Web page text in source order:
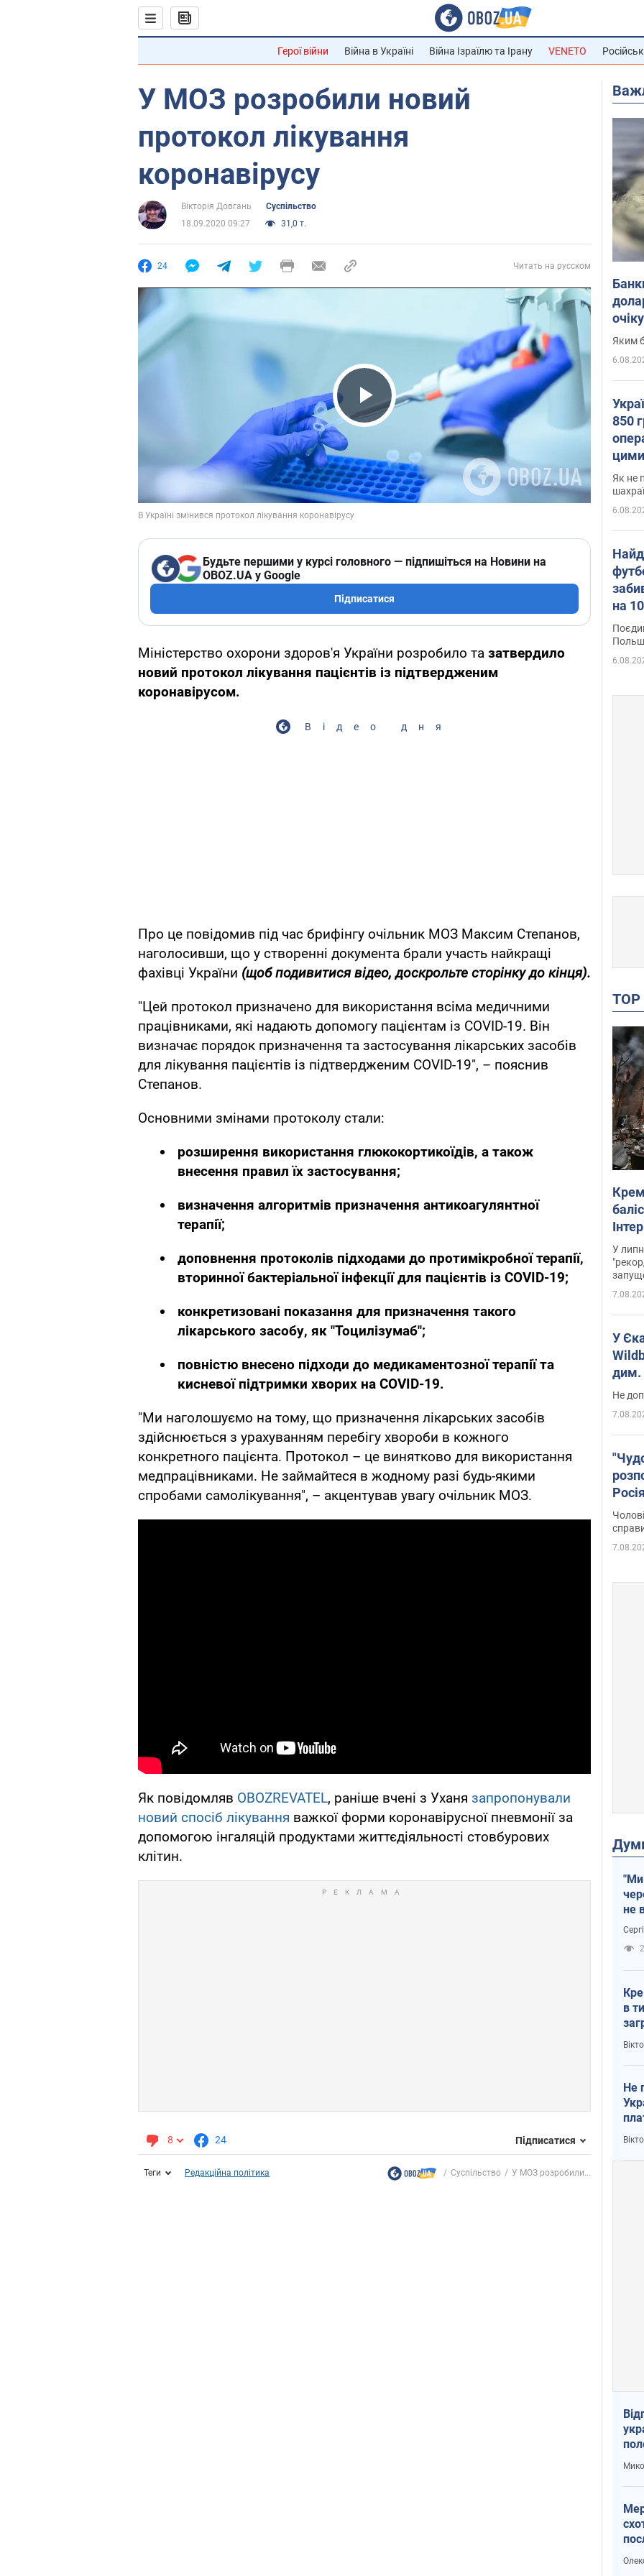
Герої війни Війна в Україні Війна Ізраїлю та Ірану VENETO
У МОЗ розробили новий
протокол лікування
коронавірусу
Вікторія Довгань
Суспільство
18.09.2020 09:27
31,0 т.
24 Читать на русском
Play Video
Будьте першими у курсі головного — підпишіться на Новини на
OBOZ.UA у Google
Підписатися
Міністерство охорони здоров'я України розробило та затвердило
новий протокол лікування пацієнтів із підтвердженим
коронавірусом.
Відео дня
Про це повідомив під час брифінгу очільник МОЗ Максим Степанов,
наголосивши, що у створенні документа брали участь найкращі
фахівці України (щоб подивитися відео, доскрольте сторінку до кінця).
"Цей протокол призначено для використання всіма медичними
працівниками, які надають допомогу пацієнтам із COVID-19. Він
визначає порядок призначення та застосування лікарських засобів
для лікування пацієнтів із підтвердженим COVID-19", – пояснив
Степанов.
Основними змінами протоколу стали:
розширення використання глюкокортикоїдів, а також
внесення правил їх застосування;
визначення алгоритмів призначення антикоагулянтної
терапії;
доповнення протоколів підходами до протимікробної терапії,
вторинної бактеріальної інфекції для пацієнтів із COVID-19;
конкретизовані показання для призначення такого
лікарського засобу, як "Тоцилізумаб";
повністю внесено підходи до медикаментозної терапії та
кисневої підтримки хворих на COVID-19.
"Ми наголошуємо на тому, що призначення лікарських засобів
здійснюється з урахуванням перебігу хвороби в кожного
конкретного пацієнта. Протокол – це винятково для використання
медпрацівниками. Не займайтеся в жодному разі будь-якими
спробами самолікування", – акцентував увагу очільник МОЗ.
Як повідомляв OBOZREVATEL, раніше вчені з Уханя запропонували
новий спосіб лікування важкої форми коронавірусної пневмонії за
допомогою інгаляцій продуктами життєдіяльності стовбурових
клітин.
8 24 Підписатися
Теги Редакційна політика Суспільство У МОЗ розробили...
Яким
850
Як не
на
Відео
У
У
дим.
Не
Фото
"Ми
не
в
Не